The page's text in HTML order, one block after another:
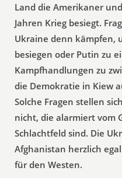
Land die Amerikaner
Jahren Krieg besiegt.
Ukraine denn kämpfen,
besiegen oder Putin zu
Kampfhandlungen zu
die Demokratie in Kiew
Solche Fragen stellen
nicht, die alarmiert vom
Schlachtfeld sind. Die
Afghanistan herzlich
für den Westen.